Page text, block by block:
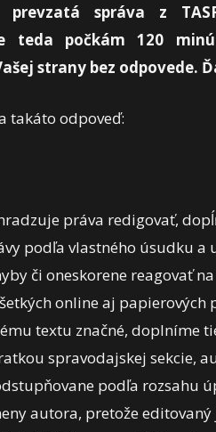
správa z
teda počkám 120
strany bez odpovede.
takáto odpoveď:
práva redigovať,
podľa vlastného úsudku a
či oneskorene reagovať
online aj papierových
textu značné, doplníme
spravodajskej sekcie,
podľa rozsahu
autora, pretože